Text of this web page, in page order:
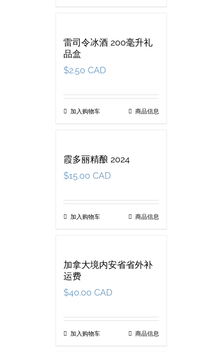
雷司令冰酒 200毫升礼
品盒
$2.50 CAD
加入购物车 商品信息
霞多丽精酿 2024
$15.00 CAD
加入购物车 商品信息
加拿大境内安省省外补
运费
$40.00 CAD
加入购物车 商品信息